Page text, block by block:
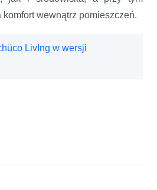
komfort wewnątrz pomieszczeń.
LivIng w wersji